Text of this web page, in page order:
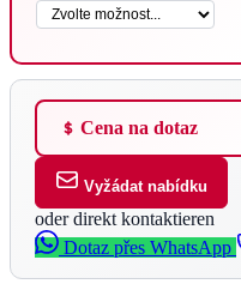
Cena na dotaz
Vyžádat nabídku
oder direkt kontaktieren
Dotaz přes WhatsApp